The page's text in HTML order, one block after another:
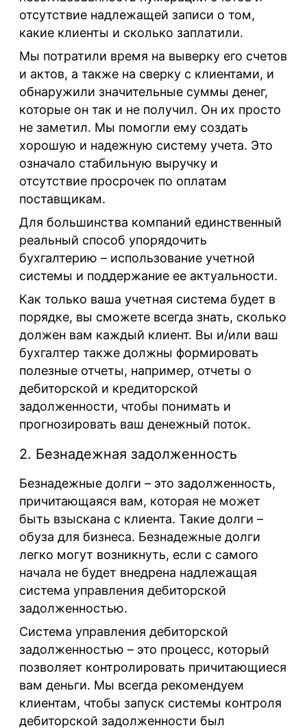
отсутствие надлежащей записи о том,
какие клиенты и сколько заплатили.
Мы потратили время на выверку его счетов
и актов, а также на сверку с клиентами, и
обнаружили значительные суммы денег,
которые он так и не получил. Он их просто
не заметил. Мы помогли ему создать
хорошую и надежную систему учета. Это
означало стабильную выручку и
отсутствие просрочек по оплатам
поставщикам.
Для большинства компаний единственный
реальный способ упорядочить
бухгалтерию – использование учетной
системы и поддержание ее актуальности.
Как только ваша учетная система будет в
порядке, вы сможете всегда знать, сколько
должен вам каждый клиент. Вы и/или ваш
бухгалтер также должны формировать
полезные отчеты, например, отчеты о
дебиторской и кредиторской
задолженности, чтобы понимать и
прогнозировать ваш денежный поток.
2. Безнадежная задолженность
Безнадежные долги – это задолженность,
причитающаяся вам, которая не может
быть взыскана с клиента. Такие долги –
обуза для бизнеса. Безнадежные долги
легко могут возникнуть, если с самого
начала не будет внедрена надлежащая
система управления дебиторской
задолженностью.
Система управления дебиторской
задолженностью – это процесс, который
позволяет контролировать причитающиеся
вам деньги. Мы всегда рекомендуем
клиентам, чтобы запуск системы контроля
дебиторской задолженности был